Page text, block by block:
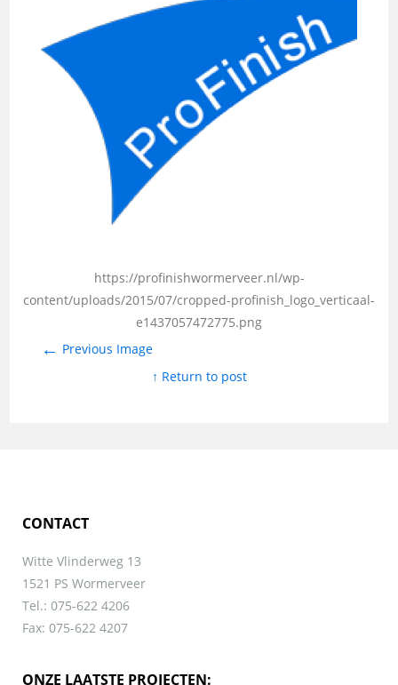
https://profinishwormerveer.nl/wp-
content/uploads/2015/07/cropped-profinish_logo_verticaal-
e1437057472775.png
← Previous Image
↑ Return to post
CONTACT
Witte Vlinderweg 13
1521 PS Wormerveer
Tel.: 075-622 4206
Fax: 075-622 4207
ONZE LAATSTE PROJECTEN: